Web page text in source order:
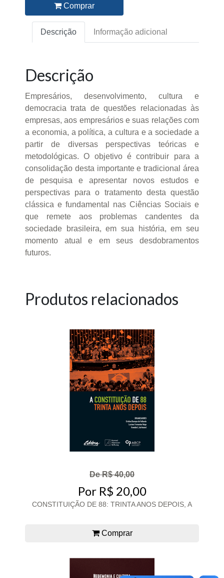
Comprar
Descrição Informação adicional
Descrição
Empresários, desenvolvimento, cultura e
democracia trata de questões relacionadas às
empresas, aos empresários e suas relações com
a economia, a política, a cultura e a sociedade a
partir de diversas perspectivas teóricas e
metodológicas. O objetivo é contribuir para a
consolidação desta importante e tradicional área
de pesquisa e apresentar novos estudos e
perspectivas para o tratamento desta questão
clássica e fundamental nas Ciências Sociais e
que remete aos problemas candentes da
sociedade brasileira, em sua história, em seu
momento atual e em seus desdobramentos
futuros.
Produtos relacionados
De R$ 40,00
Por R$ 20,00
CONSTITUIÇÃO DE 88: TRINTA ANOS DEPOIS, A
Comprar